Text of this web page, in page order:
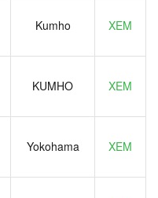
Kumho XEM
KUMHO XEM
Yokohama XEM